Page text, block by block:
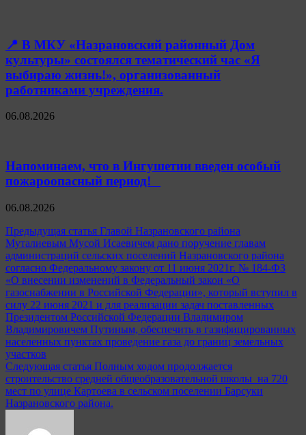
📍 В МКУ «Назрановский районный Дом
культуры» состоялся тематический час «Я
выбираю жизнь!», организованный
работниками учреждения.
06.08.2026
Напоминаем, что в Ингушетии введен особый
пожароопасный период!⁣⁣⠀
06.08.2026
Навигация
по
записям
Предыдущая статья Главой Назрановского района
Муталиевым Мусой Исаевичем дано поручение главам
администраций сельских поселений Назрановского района
согласно Федеральному закону от 11 июня 2021г. № 184-ФЗ
«О внесении изменений в Федеральный закон «О
газоснабжении в Российской Федерации», который вступил в
силу 22 июня 2021 и для реализации задач поставленных
Президентом Российской Федерации Владимиром
Владимировичем Путиным, обеспечить в газифицированных
населенных пунктах проведение газа до границ земельных
участков
Следующая статья Полным ходом продолжается
строительство средней общеобразовательной школы на 720
мест по улице Картоева в сельском поселении Барсуки
Назрановского района.